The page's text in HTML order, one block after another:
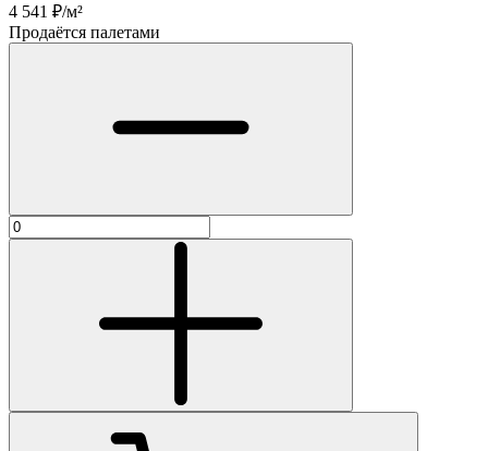
4 541 ₽/м²
Продаётся палетами